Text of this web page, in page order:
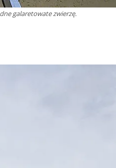
galaretowate zwierzę.